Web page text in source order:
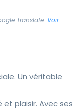
Translate. Voir
Un véritable
plaisir. Avec ses